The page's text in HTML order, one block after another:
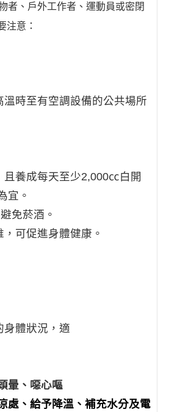
者、戶外工作者、運動員或密閉
注意：
時至有空調設備的公共場所
且養成每天至少2,000㏄白開
宜。
免菸酒。
，可促進身體健康。
身體狀況，適
暈、噁心嘔
處、給予降溫、補充水分及電